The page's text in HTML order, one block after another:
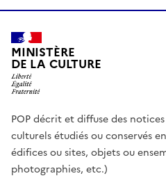
MINISTÈRE
DE LA CULTURE
POP décrit et diffuse des
culturels étudiés ou conservés
édifices ou sites, objets ou
photographies, etc.)